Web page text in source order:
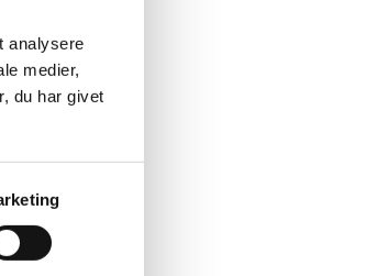
analysere
medier,
du har givet